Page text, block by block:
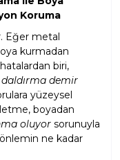
Koruma
Eğer metal
kurmadan
biri,
daldırma demir
yüzeysel
boyadan
oluyor sorunuyla
önlemin ne kadar